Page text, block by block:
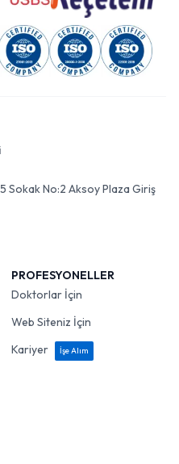
Sokak No:2 Aksoy Plaza Giriş
PROFESYONELLER
Doktorlar İçin
Web Siteniz İçin
Kariyer
İşe Alım